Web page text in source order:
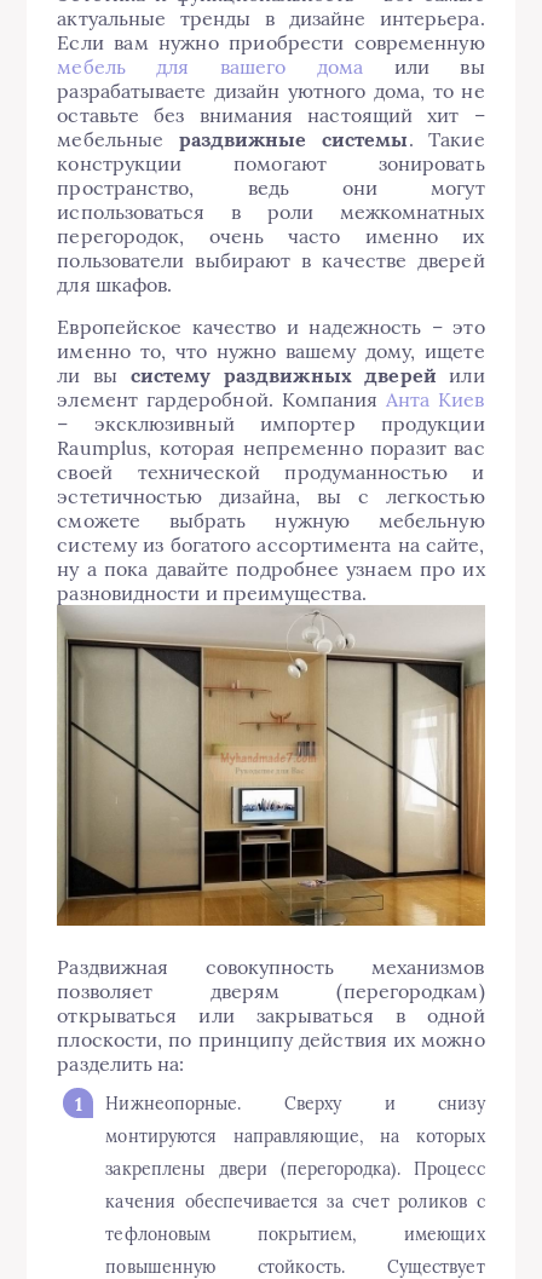
актуальные тренды в дизайне интерьера.
Если вам нужно приобрести современную
мебель для вашего дома или вы
разрабатываете дизайн уютного дома, то не
оставьте без внимания настоящий хит –
мебельные раздвижные системы. Такие
конструкции помогают зонировать
пространство, ведь они могут
использоваться в роли межкомнатных
перегородок, очень часто именно их
пользователи выбирают в качестве дверей
для шкафов.
Европейское качество и надежность – это
именно то, что нужно вашему дому, ищете
ли вы систему раздвижных дверей или
элемент гардеробной. КомпанияАнта Киев
– эксклюзивный импортер продукции
Raumplus, которая непременно поразит вас
своей технической продуманностью и
эстетичностью дизайна, вы с легкостью
сможете выбрать нужную мебельную
систему из богатого ассортимента на сайте,
ну а пока давайте подробнее узнаем про их
разновидности и преимущества.
Раздвижная совокупность механизмов
позволяет дверям (перегородкам)
открываться или закрываться в одной
плоскости, по принципу действия их можно
разделить на:
Нижнеопорные. Сверху и снизу
монтируются направляющие, на которых
закреплены двери (перегородка). Процесс
качения обеспечивается за счет роликов с
тефлоновым покрытием, имеющих
повышенную стойкость. Существует